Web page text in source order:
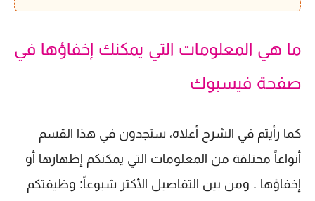
ما هي المعلومات التي يمكنك إخفاؤها في
صفحة فيسبوك
كما رأيتم في الشرح أعلاه، ستجدون في هذا القسم
أنواعاً مختلفة من المعلومات التي يمكنكم إظهارها أو
إخفاؤها . ومن بين التفاصيل الأكثر شيوعاً: وظيفتكم